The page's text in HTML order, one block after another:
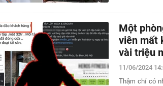
Một
viên mất
vài triệu
11/06/2024
Thậm chí có